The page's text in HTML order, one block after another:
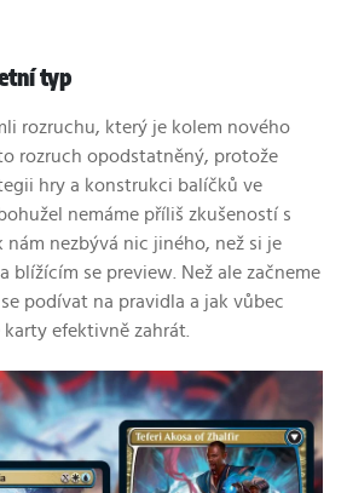
typ
rozruchu, který je kolem nového
rozruch opodstatněný, protože
hry a konstrukci balíčků ve
nemáme příliš zkušeností s
nám nezbývá nic jiného, než si je
blížícím se preview. Než ale začneme
podívat na pravidla a jak vůbec
efektivně zahrát.